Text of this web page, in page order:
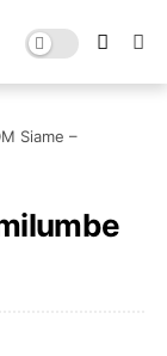
Siame –